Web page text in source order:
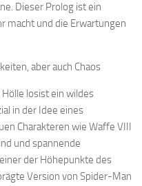
Dieser Prolog ist ein
macht und die Erwartungen
aber auch Chaos
losist ein wildes
in der Idee eines
Charakteren wie Waffe VIII
und spannende
der Höhepunkte des
Version von Spider-Man